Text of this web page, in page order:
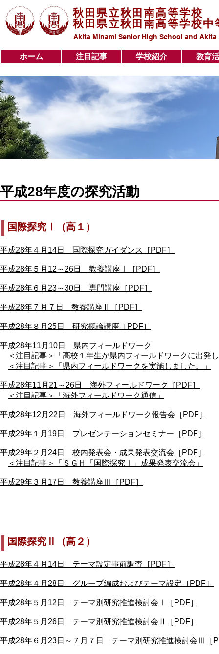
秋田県立秋田南高等学校
秋田県立秋田南高等学校中
Akita Minami Senior High School and
教育活動
学校紹介
注目記事
ホーム
ホーム 注目記事 学校紹介 教育
平成28年度の探究活動
国際探究Ⅰ（高１）
平成28年４月14日 国際探究ガイダンス［PDF］
平成28年５月12～26日 教養講座Ⅰ［PDF］
平成28年６月23～30日 専門講座［PDF］
平成28年７月７日 教養講座Ⅱ［PDF］
平成28年８月25日 研究概論講座［PDF］
平成28年11月10日 県内フィールドワーク
＜注目記事＞「高校１年生が県内フィールドワークに出発
＜注目記事＞「県内フィールドワークを実施しました。」
平成28年11月21～26日 海外フィールドワーク［PDF］
＜注目記事＞「海外フィールドワーク通信」
平成28年12月22日 海外フィールドワーク報告会［PDF］
平成29年１月19日 プレゼンテーションセミナー［PDF］
平成29年２月24日 校内発表会・成果発表交流会［PDF］
＜注目記事＞「ＳＧＨ「国際探究Ⅰ」成果発表交流会」
平成29年３月17日 教養講座Ⅲ［PDF］
国際探究Ⅱ（高２）
平成28年４月14日 テーマ設定事前調査［PDF］
平成28年４月28日 グループ編成およびテーマ設定［PDF］
平成28年５月12日 テーマ別研究推進検討会Ⅰ［PDF］
平成28年５月26日 テーマ別研究推進検討会Ⅱ［PDF］
平成28年６月23日～７月７日 テーマ別研究推進検討会Ⅲ［